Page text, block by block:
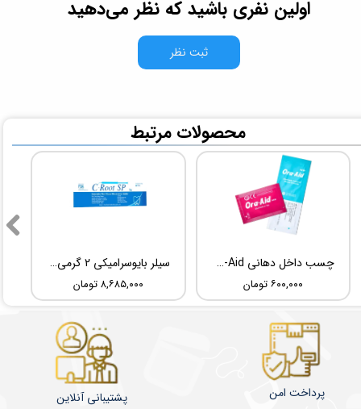
اولین نفری باشید که نظر می‌دهید
ثبت نظر
سیلر بایوسرامیکی 2 گرمی Root Dental Medical C-Root SP
۸,۶۸۵,۰۰۰ تومان
چسب داخل دهانی TBM Ora-Aid
۶۰۰,۰۰۰ تومان
​محصولات مرتبط
پشتیبانی آنلاین پرداخت امن